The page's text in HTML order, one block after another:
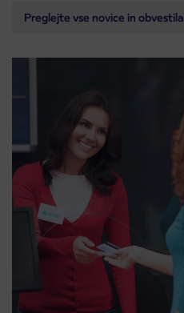
Preglejte vse novice in obvestila